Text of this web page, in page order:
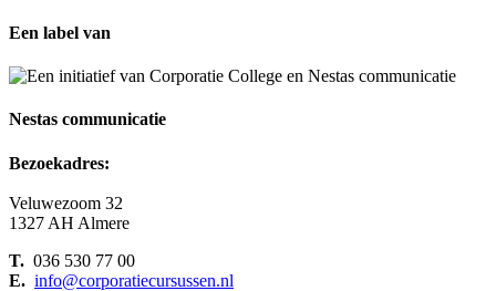
Een label van
Nestas communicatie
Bezoekadres:
Veluwezoom 32
1327 AH Almere
T. 036 530 77 00
E. info@corporatiecursussen.nl